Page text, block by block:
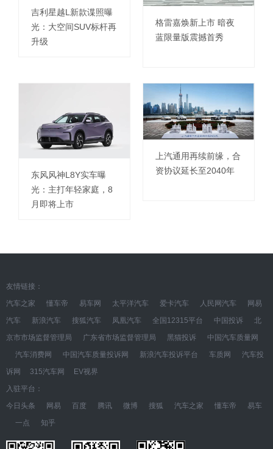
吉利星越L新款谍照曝
光：大空间SUV标杆再
升级
格雷嘉焕新上市 暗夜
蓝限量版震撼首秀
东风风神L8Y实车曝
光：主打年轻家庭，8
月即将上市
上汽通用再续前缘，合
资协议延长至2040年
友情链接：
汽车之家
懂车帝 易车网 太平洋汽车 爱卡汽车 人民网汽车
网易
汽车
新浪汽车 搜狐汽车 凤凰汽车 全国12315平台 中国投诉
北
京市市场监督管理局
广东省市场监督管理局 黑猫投诉
中国汽车质量网
汽车消费网
中国汽车质量投诉网 新浪汽车投诉平台 车质网
汽车投
诉网
315汽车网
EV视界
入驻平台：
今日头条
网易 百度 腾讯 微博 搜狐 汽车之家 懂车帝
易车
一点
知乎